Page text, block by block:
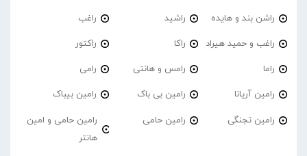
راشن بند و هایده راشید راغب
راغب و حمید هیراد راکا راکتور
راما رامس و هانتی رامی
رامین آریانا رامین بی باک رامین بیباک
رامین تجنگی رامین حامی
رامین حامی و امین
هانتر